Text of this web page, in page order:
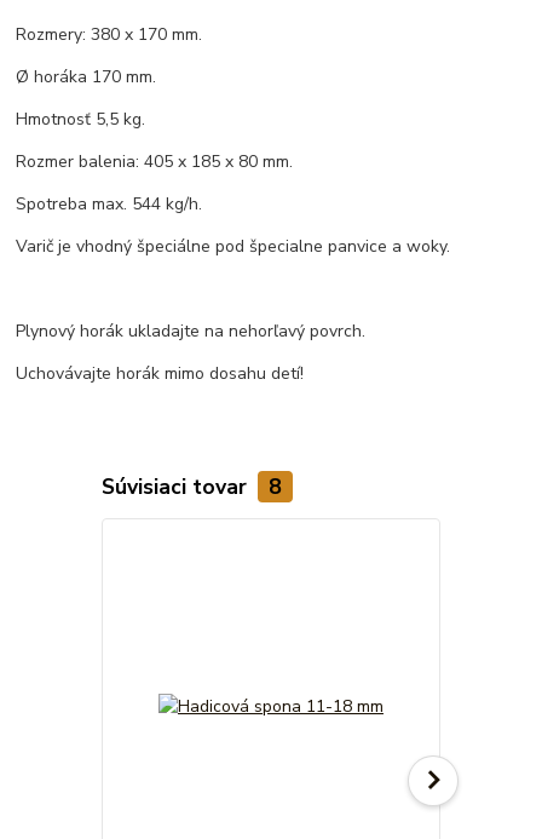
Rozmery: 380 x 170 mm.
Ø horáka 170 mm.
Hmotnosť 5,5 kg.
Rozmer balenia: 405 x 185 x 80 mm.
Spotreba max. 544 kg/h.
Varič je vhodný špeciálne pod špecialne panvice a woky.
Plynový horák ukladajte na nehorľavý povrch.
Uchovávajte horák mimo dosahu detí!
Súvisiaci tovar 8